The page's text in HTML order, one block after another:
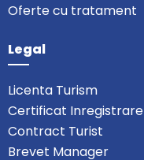
Oferte cu tratament
Legal
Licenta Turism
Certificat Inregistrare
Contract Turist
Brevet Manager